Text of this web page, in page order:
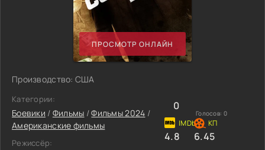
ПРОСМОТР ОНЛАЙН
Производство: США
Категории:
Боевики / Фильмы /Фильмы 2024 /
Американские фильмы
Режиссёр:
0
Голосов: 0
4.8 6.45